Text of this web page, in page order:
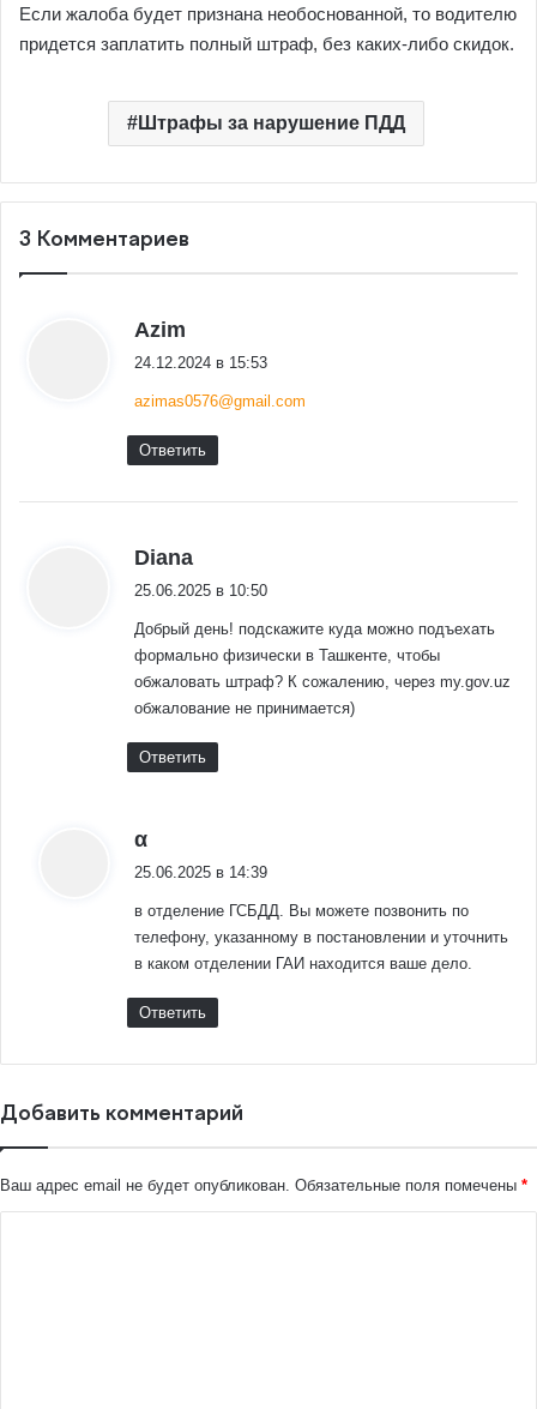
Если жалоба будет признана необоснованной, то водителю
придется заплатить полный штраф, без каких-либо скидок.
Штрафы за нарушение ПДД
3 Комментариев
Azim
24.12.2024 в 15:53
azimas0576@gmail.com
Ответить
Diana
25.06.2025 в 10:50
Добрый день! подскажите куда можно подъехать
формально физически в Ташкенте, чтобы
обжаловать штраф? К сожалению, через my.gov.uz
обжалование не принимается)
Ответить
α
25.06.2025 в 14:39
в отделение ГСБДД. Вы можете позвонить по
телефону, указанному в постановлении и уточнить
в каком отделении ГАИ находится ваше дело.
Ответить
Добавить комментарий
Ваш адрес email не будет опубликован. Обязательные поля помечены *